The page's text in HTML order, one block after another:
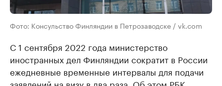
Фото: Консульство Финляндии в Петрозаводске / vk.com
С 1 сентября 2022 года министерство
иностранных дел Финляндии сократит в России
ежедневные временные интервалы для подачи